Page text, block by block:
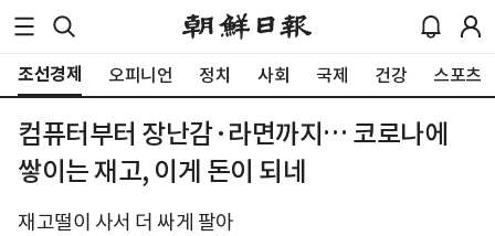
조선경제 오피니언 정치 사회 국제 건강 스포츠
컴퓨터부터 장난감·라면까지… 코로나에
쌓이는 재고, 이게 돈이 되네
재고떨이 사서 더 싸게 팔아